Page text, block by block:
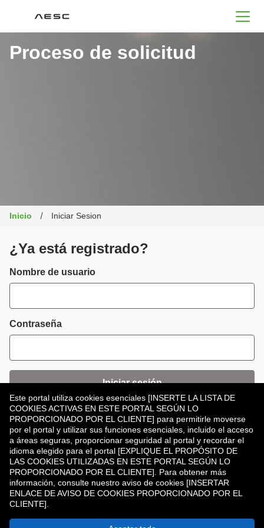
Este portal utiliza cookies esenciales [INSERTE LA LISTA DE
COOKIES ACTIVAS EN ESTE PORTAL SEGÚN LO
PROPORCIONADO POR EL CLIENTE] para permitirle moverse
por el portal y utilizar sus funciones esenciales, incluido el acceso
a áreas seguras, proporcionar seguridad al portal y recordar el
idioma elegido para el portal [EXPLIQUE EL PROPÓSITO DE
LAS COOKIES UTILIZADAS EN ESTE PORTAL SEGÚN LO
PROPORCIONADO POR EL CLIENTE]. Para obtener más
información, consulte nuestro aviso de cookies [INSERTAR
ENLACE DE AVISO DE COOKIES PROPORCIONADO POR EL
CLIENTE].
AESC
Proceso de solicitud
Inicio Iniciar Sesion
¿Ya está registrado?
Inicio de sesión
Nombre de usuario
Contraseña
Iniciar sesión
¿Has olvidado tu contraseña?
¿No tiene una cuenta?Registrar